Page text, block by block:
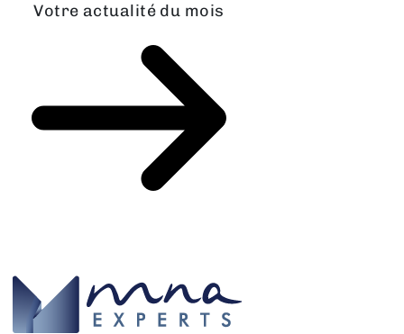
Votre actualité du mois